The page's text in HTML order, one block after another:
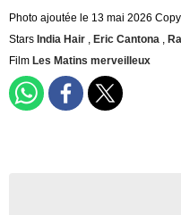
Photo ajoutée le 13 mai 2026
Stars India Hair , Eric Cantona ,
Film Les Matins merveilleux